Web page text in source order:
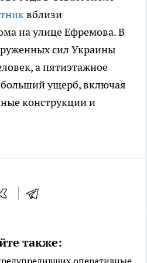
вблизи
на улице Ефремова. В
сил Украины
а пятиэтажное
ущерб, включая
конструкции и
также:
оперативные